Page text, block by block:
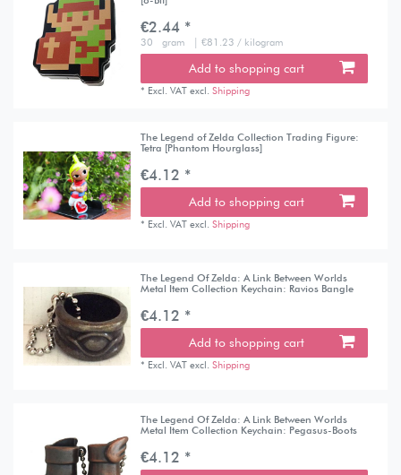
€2.44 *
30 gram | €81.23 / kilogram
Add to shopping cart
* Excl. VAT excl.Shipping
The Legend of Zelda Collection Trading Figure:
Tetra [Phantom Hourglass]
€4.12 *
Add to shopping cart
* Excl. VAT excl.Shipping
The Legend Of Zelda: A Link Between Worlds
Metal Item Collection Keychain: Ravios Bangle
€4.12 *
Add to shopping cart
* Excl. VAT excl.Shipping
The Legend Of Zelda: A Link Between Worlds
Metal Item Collection Keychain: Pegasus-Boots
€4.12 *